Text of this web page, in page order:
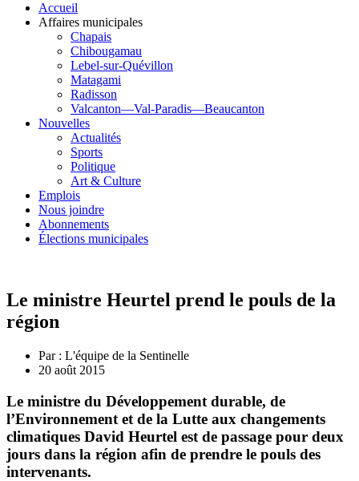
Accueil
Affaires municipales
Chapais
Chibougamau
Lebel-sur-Quévillon
Matagami
Radisson
Valcanton—Val-Paradis—Beaucanton
Nouvelles
Actualités
Sports
Politique
Art & Culture
Emplois
Nous joindre
Abonnements
Élections municipales
Le ministre Heurtel prend le pouls de la
région
Par : L'équipe de la Sentinelle
20 août 2015
Le ministre du Développement durable, de
l’Environnement et de la Lutte aux changements
climatiques David Heurtel est de passage pour deux
jours dans la région afin de prendre le pouls des
intervenants.